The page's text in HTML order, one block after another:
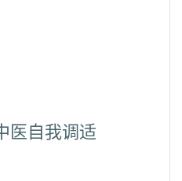
医自我调适